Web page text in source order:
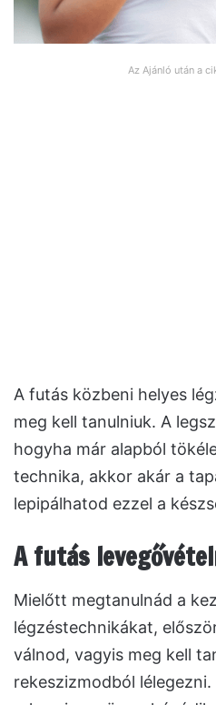
Az Ajánló után a
A futás közbeni helyes
meg kell tanulniuk. A
hogyha már alapból
technika, akkor akár a
lepipálhatod ezzel a
A futás
Mielőtt megtanulnád a
légzéstechnikákat,
válnod, vagyis meg kell
rekeszizmodból lélegezni.